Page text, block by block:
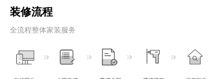
装修流程
全流程整体家装服务